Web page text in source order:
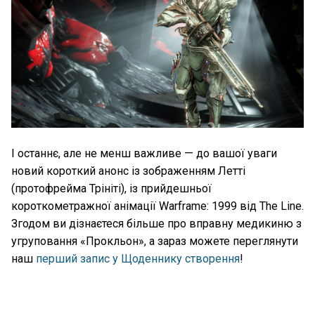
І останнє, але не менш важливе — до вашої уваги
новий короткий анонс із зображенням Летті
(протофрейма Трініті), із прийдешньої
короткометражної анімації Warframe: 1999 від The Line.
Згодом ви дізнаєтеся більше про вправну медикиню з
угруповання «Прокльон», а зараз можете переглянути
наш перший запис у Щоденнику створення!